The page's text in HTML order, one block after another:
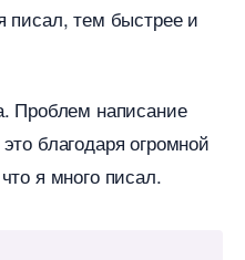
тем быстрее и
Проблем написание
благодаря огромной
я много писал.